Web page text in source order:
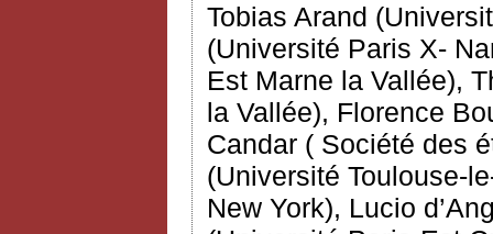
Tobias Arand
(Université Paris X-
Est Marne la Vallée),
la Vallée), Florence
Candar ( Société des
(Université Toulouse-
New York), Lucio